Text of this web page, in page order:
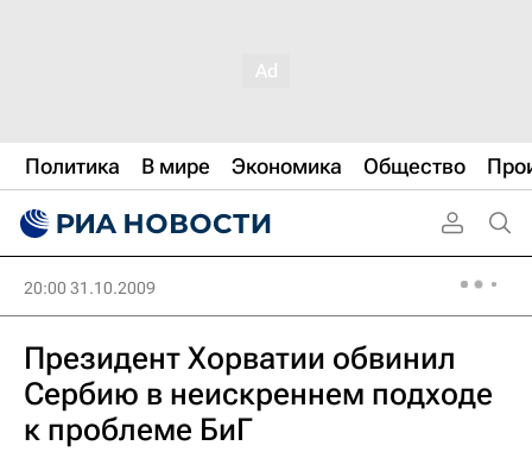
Политика В мире Экономика Общество
20:00 31.10.2009
Президент Хорватии обвинил
Сербию в неискреннем подходе
к проблеме БиГ